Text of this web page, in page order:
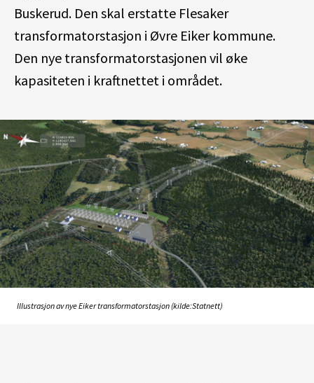
Buskerud. Den skal erstatte Flesaker
transformatorstasjon i Øvre Eiker kommune.
Den nye transformatorstasjonen vil øke
kapasiteten i kraftnettet i området.
Illustrasjon av nye Eiker transformatorstasjon (kilde:Statnett)